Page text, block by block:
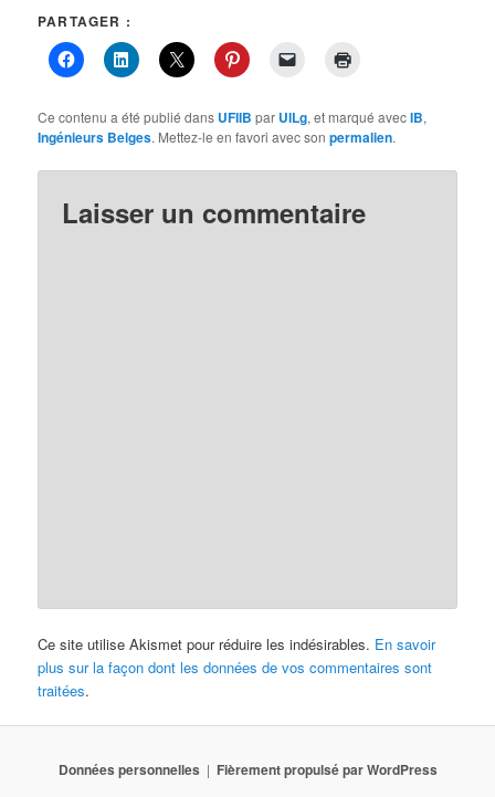
PARTAGER :
Ce contenu a été publié dans UFIIB par UILg, et marqué avecIB,
Ingénieurs Belges. Mettez-le en favori avec sonpermalien.
Laisser un commentaire
Ce site utilise Akismet pour réduire les indésirables. En savoir
plus sur la façon dont les données de vos commentaires sont
traitées.
Données personnelles Fièrement propulsé par WordPress